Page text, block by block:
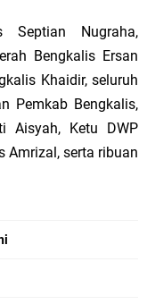
Septian Nugraha,
Bengkalis Ersan
Khaidir, seluruh
Pemkab Bengkalis,
Aisyah, Ketu DWP
Amrizal, serta ribuan